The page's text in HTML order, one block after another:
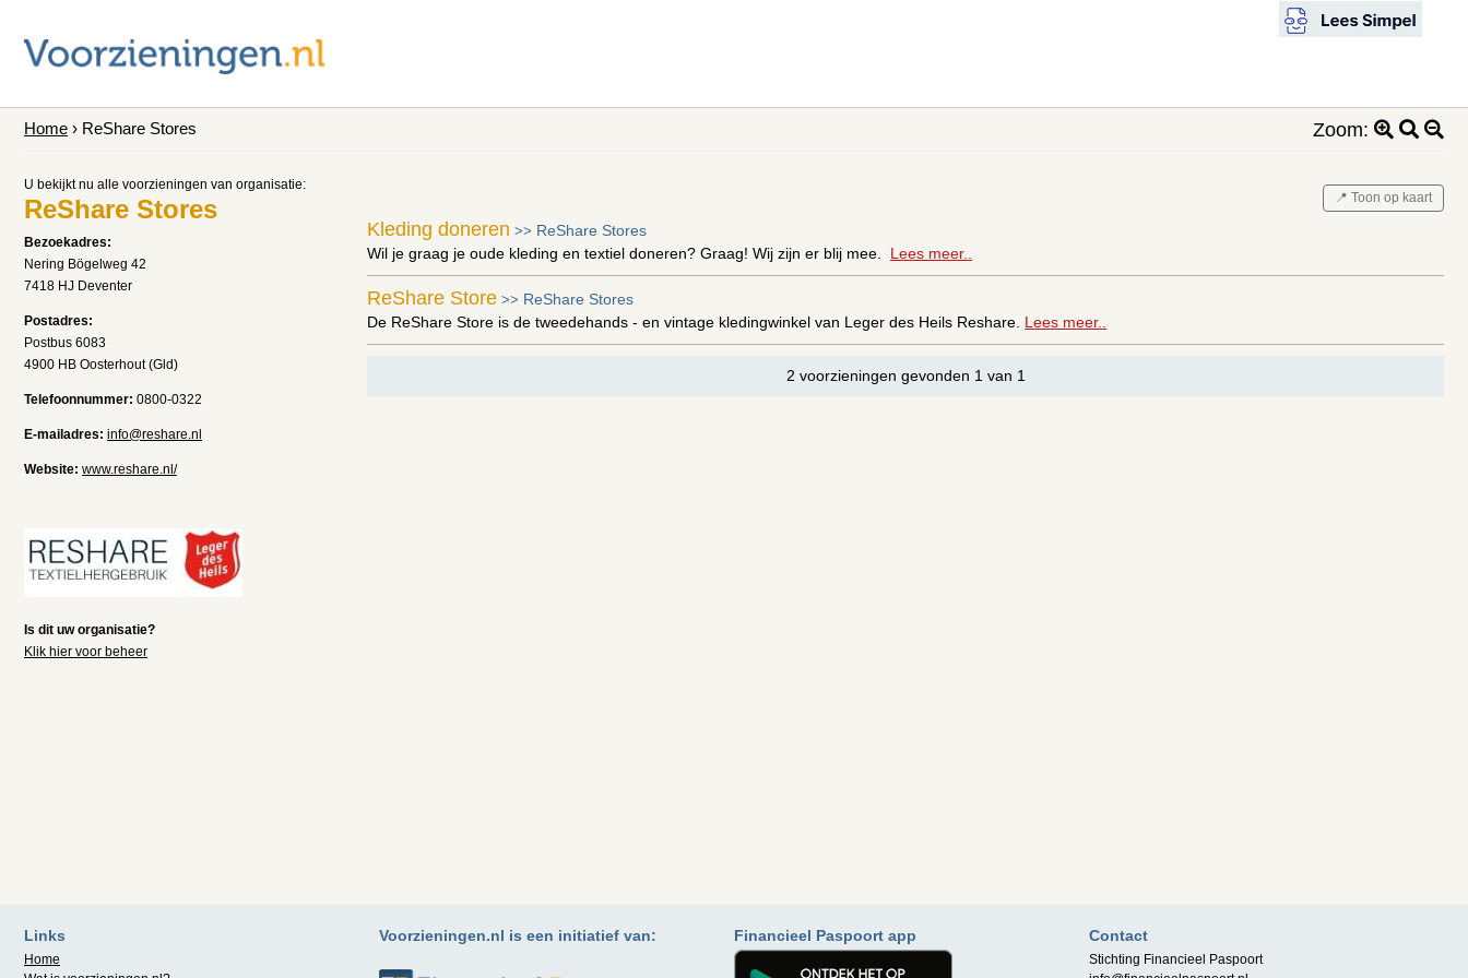
Home › ReShare Stores Zoom:
U bekijkt nu alle voorzieningen van organisatie:
ReShare Stores
Bezoekadres:
Nering Bögelweg 42
7418 HJ Deventer
Postadres:
Postbus 6083
4900 HB Oosterhout (Gld)
Telefoonnummer: 0800-0322
E-mailadres: info@reshare.nl
Website: www.reshare.nl/
Is dit uw organisatie?
Klik hier voor beheer
📍 Toon op kaart
Kleding doneren >> ReShare Stores
Wil je graag je oude kleding en textiel doneren? Graag! Wij zijn er blij mee. Lees meer..
ReShare Store >> ReShare Stores
De ReShare Store is de tweedehands - en vintage kledingwinkel van Leger des Heils Reshare. Lees meer..
2 voorzieningen gevonden 1 van 1
Links
Home
Voorzieningen.nl is een initiatief van: Financieel Paspoort app Contact
Stichting Financieel Paspoort